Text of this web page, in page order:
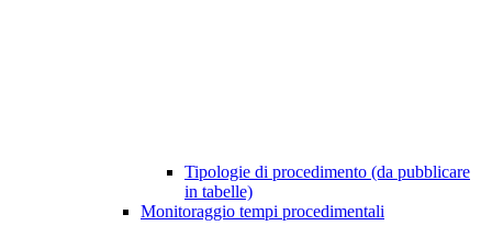
Tipologie di procedimento (da pubblicare
in tabelle)
Monitoraggio tempi procedimentali